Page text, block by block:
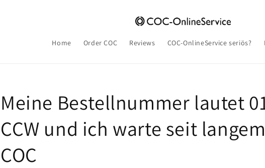
Home Order COC Reviews COC-OnlineService seriös?
Meine Bestellnummer lautet
CCW und ich warte seit
COC